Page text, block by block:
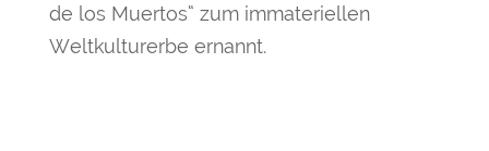
de los Muertos“ zum immateriellen
Weltkulturerbe ernannt.